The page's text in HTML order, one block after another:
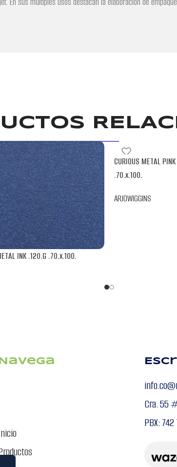
INK .120.G .70.x.100.
CURIOUS METAL
.70.x.100.
ARJOWIGGINS
Cra. 55
PBX: 742